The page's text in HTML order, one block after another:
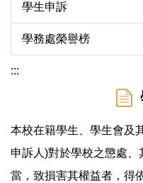
學生申訴
學務處榮譽榜
:::
本校在籍學生、學生會及
申訴人)對於學校之懲處
當，致損害其權益者，得